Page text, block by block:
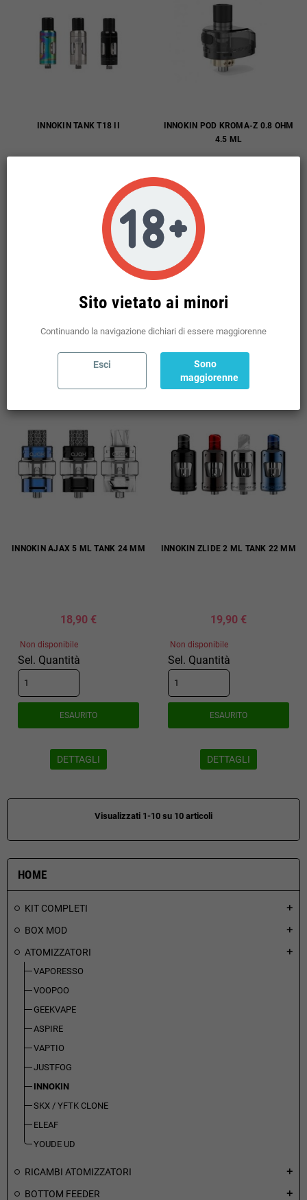
HOME
KIT COMPLETI add
BOX MOD add
ATOMIZZATORI add
VAPORESSO
VOOPOO
GEEKVAPE
ASPIRE
VAPTIO
JUSTFOG
INNOKIN
SKX / YFTK CLONE
ELEAF
YOUDE UD
RICAMBI ATOMIZZATORI add
BOTTOM FEEDER add
INNOKIN TANK T18 II
COMPRA
INNOKIN POD KROMA-Z 0.8 OHM
4.5 ML
Non disponibile
Sel. Quantità
ESAURITO
DETTAGLI
INNOKIN AJAX 5 ML TANK 24 MM
18,90 €
Non disponibile
Sel. Quantità
ESAURITO
DETTAGLI
INNOKIN ZLIDE 2 ML TANK 22 MM
19,90 €
Non disponibile
Sel. Quantità
ESAURITO
DETTAGLI
Visualizzati 1-10 su 10 articoli
Sito vietato ai minori
Continuando la navigazione dichiari di essere maggiorenne
Esci
Sono
maggiorenne